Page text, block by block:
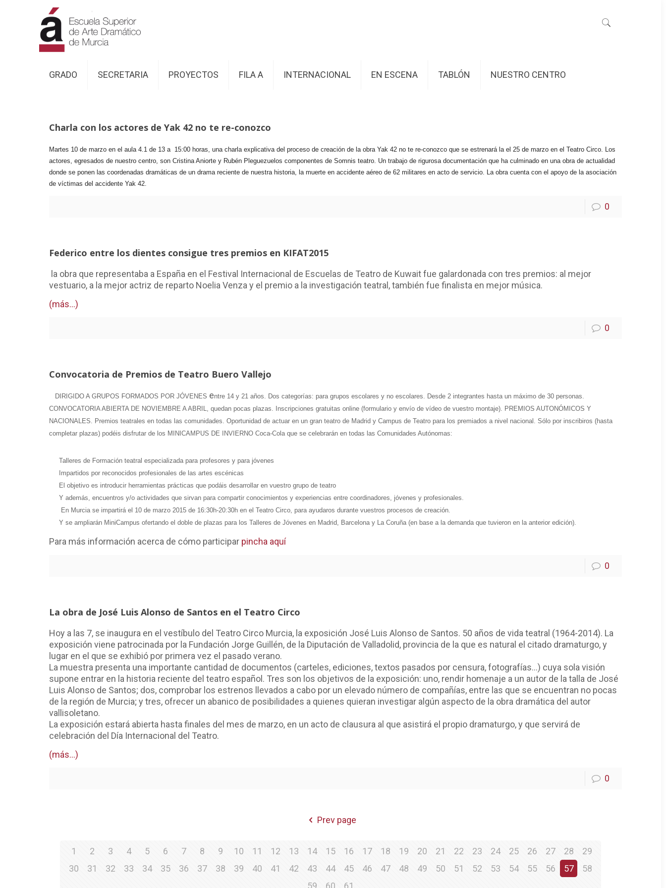
GRADO SECRETARIA PROYECTOS FILA A INTERNACIONAL EN ESCENA TABLÓN NUESTRO CENTRO
Charla con los actores de Yak 42 no te re-conozco
Martes 10 de marzo en el aula 4.1 de 13 a 15:00 horas, una charla explicativa del proceso de creación de la obra Yak 42 no te re-conozco que se estrenará lael 25 de marzo en el Teatro Circo. Los
actores, egresados de nuestro centro, son Cristina Aniorte y Rubén Pleguezuelos componentes de Somnis teatro. Un trabajo de rigurosa documentación que ha culminado en una obra de actualidad
donde se ponen las coordenadas dramáticas de un drama reciente de nuestra historia, la muerte en accidente aéreo de 62 militares en acto de servicio. La obra cuenta con el apoyo de la asociación
de víctimas del accidente Yak 42.
0
Federico entre los dientes consigue tres premios en KIFAT2015
la obra que representaba a España en el Festival Internacional de Escuelas de Teatro de Kuwait fue galardonada con tres premios: al mejor
vestuario, a la mejor actriz de reparto Noelia Venza y el premio a la investigación teatral, también fue finalista en mejor música.
(más…)
0
Convocatoria de Premios de Teatro Buero Vallejo
DIRIGIDO A GRUPOS FORMADOS POR JÓVENES entre 14 y 21 años. Dos categorías: para grupos escolares y no escolares. Desde 2 integrantes hasta un máximo de 30 personas.
CONVOCATORIA ABIERTA DE NOVIEMBRE A ABRIL, quedan pocas plazas.
Inscripciones gratuitas online (formulario y envío de vídeo de vuestro montaje). P REMIOS AUTONÓMICOS Y
NACIONALES. Premios teatrales en todas las comunidades. Oportunidad de actuar en un gran teatro de Madrid y Campus de Teatro para los premiados a nivel nacional. Sólo por inscribiros (hasta
completar plazas) podéis disfrutar de los MINICAMPUS DE INVIERNO Coca-Cola que se celebrarán en todas las Comunidades Autónomas:
Talleres de Formación teatral especializada para profesores y para jóvenes
Impartidos por reconocidos profesionales de las artes escénicas
El objetivo es introducir herramientas prácticas que podáis desarrollar en vuestro grupo de teatro
Y además, encuentros y/o actividades que sirvan para compartir conocimientos y experiencias entre coordinadores, jóvenes y profesionales.
En Murcia se impartirá el 10 de marzo 2015 de 16:30h-20:30h en el Teatro Circo, para ayudaros durante vuestros procesos de creación.
Y se ampliarán MiniCampus ofertando el doble de plazas para los Talleres de Jóvenes en Madrid, Barcelona y La Coruña (en base a la demanda que tuvieron en la anterior edición).
Para más información acerca de cómo participar pincha aquí
0
La obra de José Luis Alonso de Santos en el Teatro Circo
Hoy a las 7, se inaugura en el vestíbulo del Teatro Circo Murcia, la exposición José Luis Alonso de Santos. 50 años de vida teatral (1964-2014). La
exposición viene patrocinada por la Fundación Jorge Guillén, de la Diputación de Valladolid, provincia de la que es natural el citado dramaturgo, y
lugar en el que se exhibió por primera vez el pasado verano.
La muestra presenta una importante cantidad de documentos (carteles, ediciones, textos pasados por censura, fotografías…) cuya sola visión
supone entrar en la historia reciente del teatro español. Tres son los objetivos de la exposición: uno, rendir homenaje a un autor de la talla de José
Luis Alonso de Santos; dos, comprobar los estrenos llevados a cabo por un elevado número de compañías, entre las que se encuentran no pocas
de la región de Murcia; y tres, ofrecer un abanico de posibilidades a quienes quieran investigar algún aspecto de la obra dramática del autor
vallisoletano.
La exposición estará abierta hasta finales del mes de marzo, en un acto de clausura al que asistirá el propio dramaturgo, y que servirá de
celebración del Día Internacional del Teatro.
(más…)
0
Prev page
1 2 3 4 5 6 7 8 9 10 11 12 13 14 15 16 17 18 19 20 21 22 23 24 25 26 27 28
29
30
31 32 33 34 35 36 37 38 39 40 41 42 43 44 45 46 47 48 49 50 51 52 53 54 55 56 57
58
59
60 61